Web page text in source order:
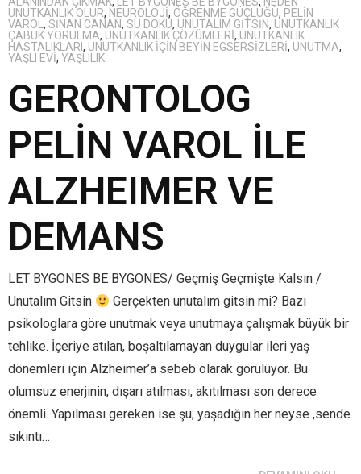
UNUTKANLIK OLUR, NEUROLOJI, ÖĞRENME GÜÇLÜĞÜ, PELIN
VAROL, SINAN CANAN, SU DOKU, UNUTALIM GITSIN, UNUTKANLIK
ÇABUK YORULMA, UNUTKANLIK ÇÖZÜMLERI, UNUTKANLIK
HASTALIKLARI , UNUTKANLIK IÇIN BEYIN EGSERSIZLERI, UNUTMA,
YAŞLI EVI, YAŞLILIK
GERONTOLOG
PELİN VAROL İLE
ALZHEIMER VE
DEMANS
LET BYGONES BE BYGONES/ Geçmiş Geçmişte Kalsın /
Unutalım Gitsin
Gerçekten unutalım gitsin mi? Bazı
psikologlara göre unutmak veya unutmaya çalışmak büyük bir
tehlike. İçeriye atılan, boşaltılamayan duygular ileri yaş
dönemleri için Alzheimer’a sebeb olarak görülüyor. Bu
olumsuz enerjinin, dışarı atılması, akıtılması son derece
önemli. Yapılması gereken ise şu; yaşadığın her neyse ,sende
sıkıntı…